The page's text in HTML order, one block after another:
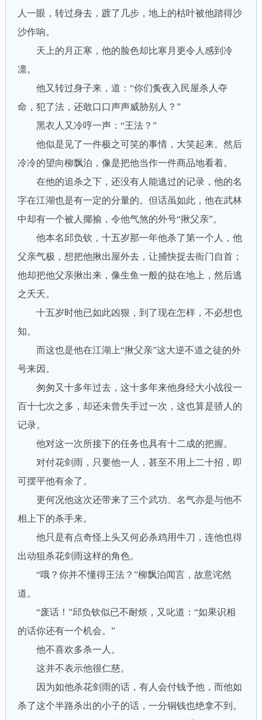
人一眼，转过身去，踱了几步，地上的枯叶被他踏得沙
沙作响。
天上的月正寒，他的脸色却比寒月更令人感到冷
凛。
他又转过身子来，道：“你们夤夜入民屋杀人夺
命，犯了法，还敢口口声声威胁别人？”
黑衣人又冷哼一声：“王法？”
他似是见了一件极之可笑的事情，大笑起来。然后
冷冷的望向柳飘泊，像是把他当作一件商品地看着。
在他的追杀之下，还没有人能逃过的记录，他的名
字在江湖也是有一定的分量的。但话虽如此，他在武林
中却有一个被人揶揄，令他气煞的外号“揪父亲”。
他本名邱负钦，十五岁那一年他杀了第一个人，他
父亲气极，想把他揪出屋外去，让捕快捉去衙门自首；
他却把他父亲揪出来，像生鱼一般的挞在地上，然后逃
之夭夭。
十五岁时他已如此凶狠，到了现在怎样，不必想也
知。
而这也是他在江湖上“揪父亲”这大逆不道之徒的外
号来因。
匆匆又十多年过去，这十多年来他身经大小战役一
百十七次之多，却还未曾失手过一次，这也算是骄人的
记录。
他对这一次所接下的任务也具有十二成的把握。
对付花剑雨，只要他一人，甚至不用上二十招，即
可摆平他有余了。
更何况他这次还带来了三个武功、名气亦是与他不
相上下的杀手来。
他只是有点奇怪上头又何必杀鸡用牛刀，连他也得
出动狙杀花剑雨这样的角色。
“哦？你并不懂得王法？”柳飘泊闻言，故意诧然
道。
“废话！”邱负钦似已不耐烦，又叱道：“如果识相
的话你还有一个机会。”
他不喜欢多杀一人。
这并不表示他很仁慈。
因为如他杀花剑雨的话，有人会付钱予他，而他如
杀了这个半路杀出的小子的话，一分铜钱也绝拿不到。